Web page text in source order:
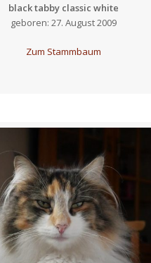
black tabby classic white
geboren: 27. August 2009
Zum Stammbaum